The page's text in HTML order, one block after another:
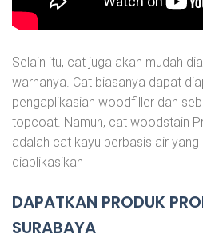
Selain itu, cat juga akan mudah
warnanya. Cat biasanya dapat
pengaplikasian woodfiller dan
topcoat. Namun, cat woodstain
adalah cat kayu berbasis air yang
diaplikasikan
DAPATKAN PRODUK
SURABAYA